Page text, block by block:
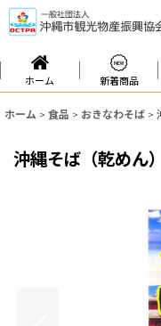
ホーム 新着商品
ホーム > 食品 > おきなわそば >
沖縄そば（乾めん